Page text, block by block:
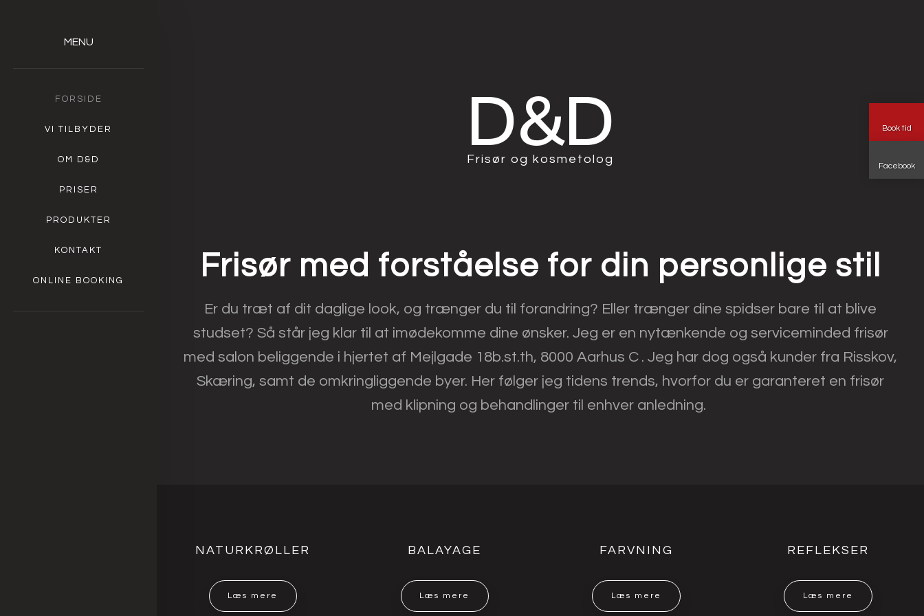
MENU​
FORSIDE
VI TILBYDER
OM D&D
PRISER
PRODUKTER
KONTAKT
ONLINE BOOKING
Book tid
Facebook
D&D​
Frisør og kosmetolog​
​Frisør med forståelse for din personlige stil
Er du træt af dit daglige look, og trænger du til forandring? Eller trænger dine spidser bare til at blive
studset? Så står jeg klar til at imødekomme dine ønsker. Jeg er en nytænkende og serviceminded frisør
med salon beliggende i hjertet af Mejlgade 18b.st.th, 8000 Aarhus C . Jeg har dog også kunder fra Risskov,
Skæring, samt de omkringliggende byer. Her følger jeg tidens trends, hvorfor du er garanteret en frisør
med klipning og behandlinger til enhver anledning.
NATURKRØLLER
Læs mere​
BALAYAGE
Læs mere​
FARVNING
Læs mere​
REFLEKSER
Læs mere​